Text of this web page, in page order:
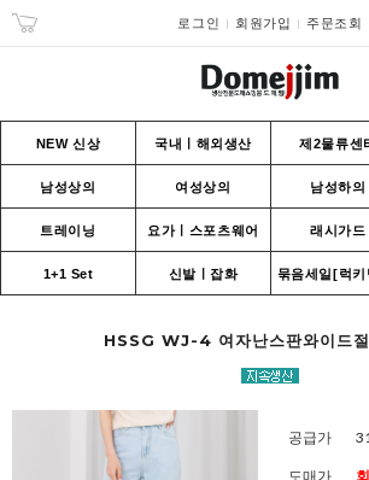
로그인 회원가입 주문조회
NEW 신상 국내ㅣ해외생산 제2물류센
남성상의 여성상의 남성하의
트레이닝 요가ㅣ스포츠웨어 래시가드
1+1 Set 신발ㅣ잡화 묶음세일[럭키
HSSG WJ-4 여자난스판와이드
공급가
도매가